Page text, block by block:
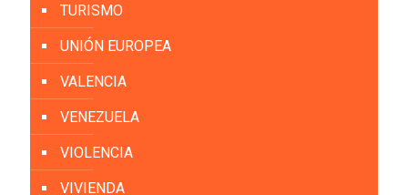
TURISMO
UNIÓN EUROPEA
VALENCIA
VENEZUELA
VIOLENCIA
VIVIENDA